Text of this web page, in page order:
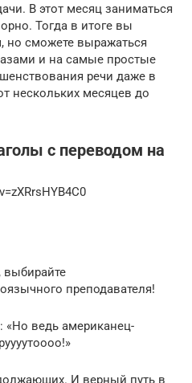
В этот месяц заниматься
Тогда в итоге вы
но сможете выражаться
и на самые простые
речи даже в
нескольких месяцев до
с переводом на
выбирайте
преподавателя!
«Но ведь американец-
И верный путь в